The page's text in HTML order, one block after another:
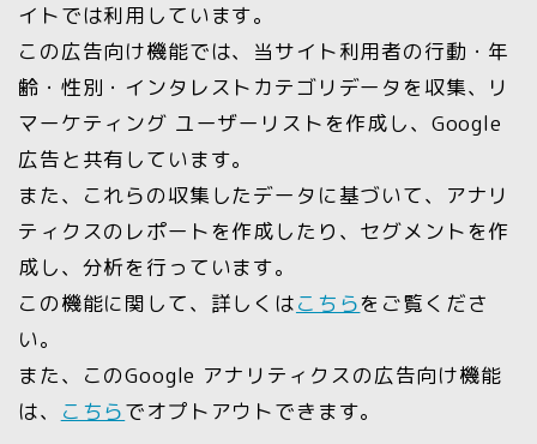
イトでは利用しています。
この広告向け機能では、当サイト利用者の行動・年
齢・性別・インタレストカテゴリデータを収集、リ
マーケティング ユーザーリストを作成し、Google
広告と共有しています。
また、これらの収集したデータに基づいて、アナリ
ティクスのレポートを作成したり、セグメントを作
成し、分析を行っています。
この機能に関して、詳しくはこちらをご覧くださ
い。
また、このGoogle アナリティクスの広告向け機能
は、
こちらでオプトアウトできます。